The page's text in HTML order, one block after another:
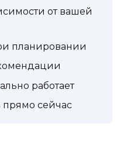
от вашей
планировании
работает
прямо сейчас